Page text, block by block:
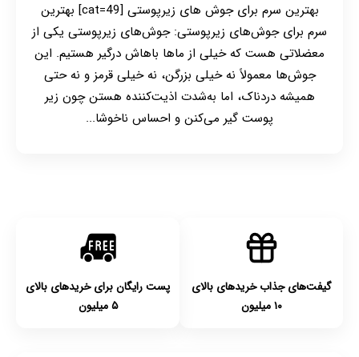
بهترین سرم برای جوش های زیرپوستی [cat=49] بهترین
سرم برای جوش‌های زیرپوستی: جوش‌های زیرپوستی یکی از
معضلاتی هست که خیلی از ماها باهاش درگیر هستیم. این
جوش‌ها معمولاً نه خیلی بزرگن، نه خیلی قرمز و نه حتی
همیشه دردناک، اما به‌شدت اذیت‌کننده هستن چون زیر
پوست گیر می‌کنن و احساس ناخوشا...
گیفت‌های جذاب خریدهای بالای
۱۰ میلیون
پست رایگان برای خریدهای بالای
۵ میلیون